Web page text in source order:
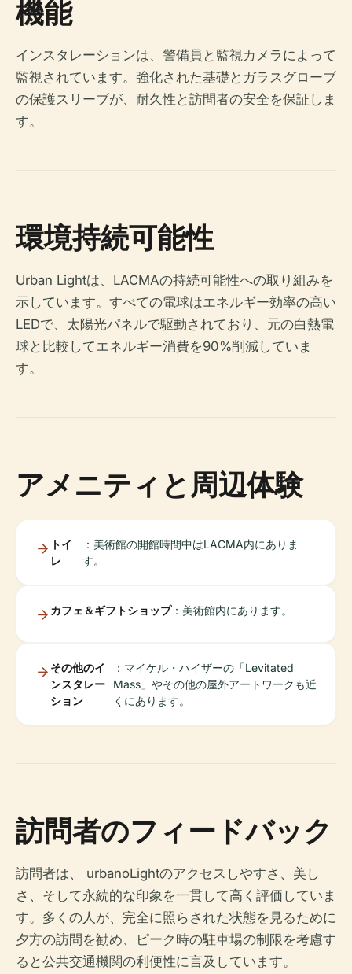
機能
インスタレーションは、警備員と監視カメラによって
監視されています。強化された基礎とガラスグローブ
の保護スリーブが、耐久性と訪問者の安全を保証しま
す。
環境持続可能性
Urban Lightは、LACMAの持続可能性への取り組みを
示しています。すべての電球はエネルギー効率の高い
LEDで、太陽光パネルで駆動されており、元の白熱電
球と比較してエネルギー消費を90%削減していま
す。
アメニティと周辺体験
トイ
レ
：美術館の開館時間中はLACMA内にありま
す。
カフェ＆ギフトショップ：美術館内にあります。
その他のイ
ンスタレー
ション
：マイケル・ハイザーの「Levitated
Mass」やその他の屋外アートワークも近
くにあります。
訪問者のフィードバック
訪問者は、 urbanoLightのアクセスしやすさ、美し
さ、そして永続的な印象を一貫して高く評価していま
す。多くの人が、完全に照らされた状態を見るために
夕方の訪問を勧め、ピーク時の駐車場の制限を考慮す
ると公共交通機関の利便性に言及しています。